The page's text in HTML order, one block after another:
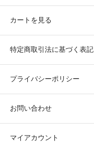
カートを見る
特定商取引法に基づく表記
プライバシーポリシー
お問い合わせ
マイアカウント